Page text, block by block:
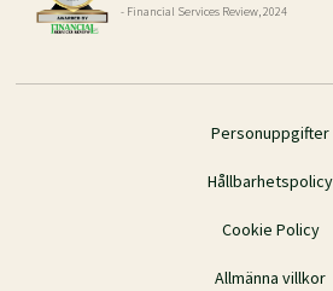
- Financial Services Review, 2024
Personuppgifter
Hållbarhetspolicy
Cookie Policy
Allmänna villkor